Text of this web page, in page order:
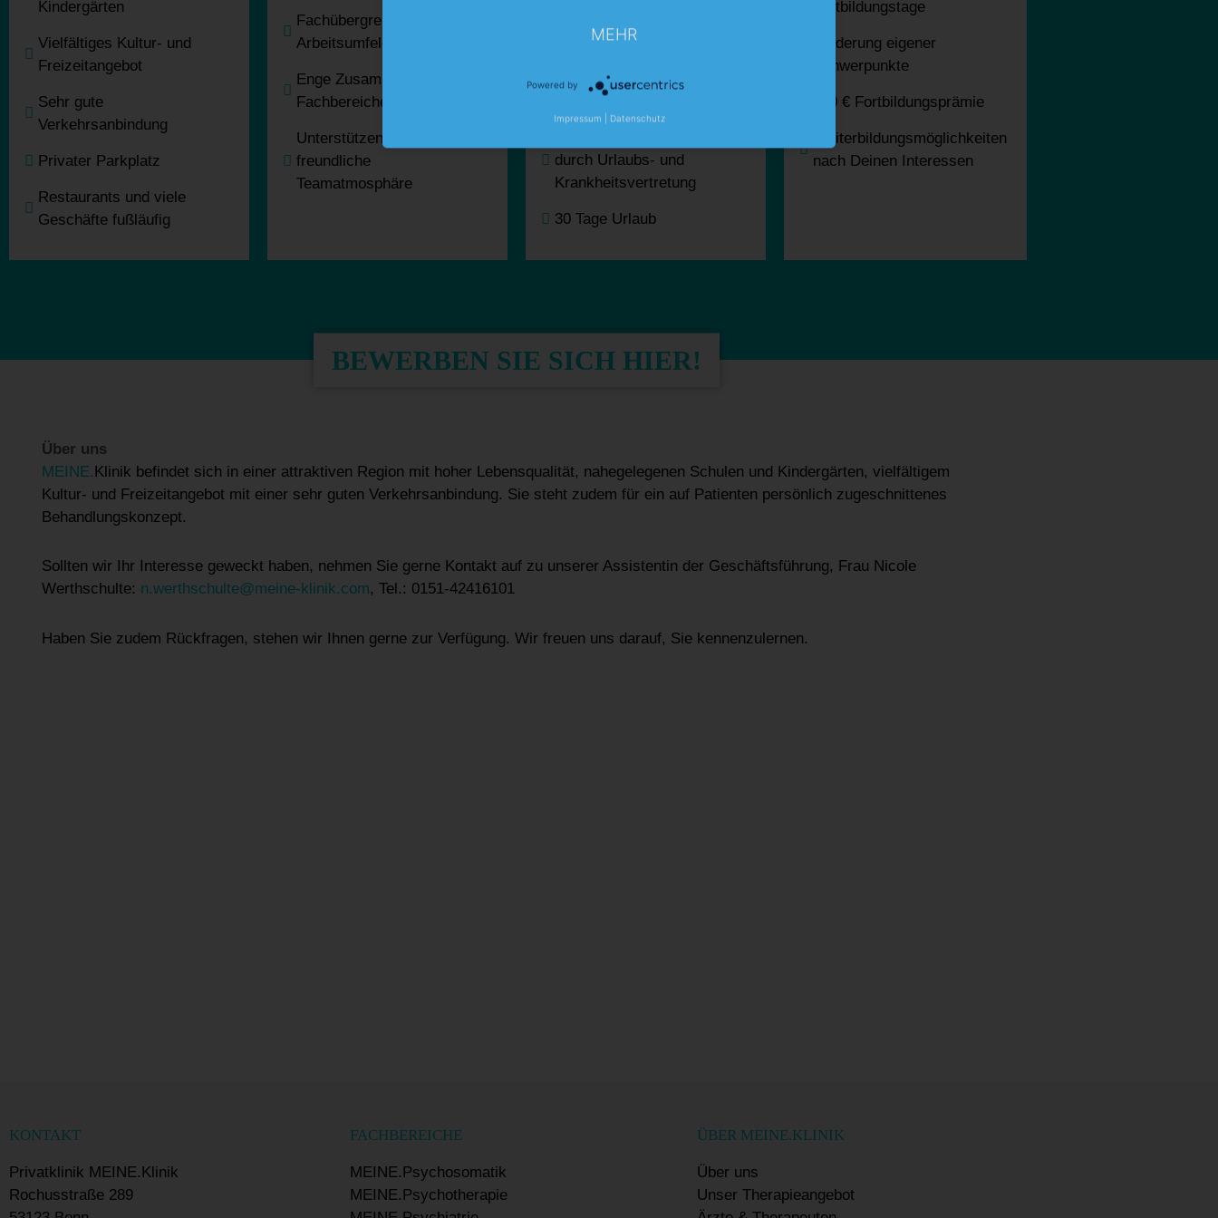
Kindergärten
Vielfältiges Kultur- und
Freizeitangebot
Sehr gute
Verkehrsanbindung
Privater Parkplatz
Restaurants und viele
Geschäfte fußläufig
Fachübergreifendes
Arbeitsumfeld
Enge Zusammenarbeit aller
Fachbereiche
Unterstützende und
freundliche
Teamatmosphäre
möglich
Familienfreundliche und
geregelte Arbeitszeiten
durch Urlaubs- und
Krankheitsvertretung
30 Tage Urlaub
Fortbildungstage
Förderung eigener
Schwerpunkte
150 € Fortbildungsprämie
Weiterbildungsmöglichkeiten
nach Deinen Interessen
BEWERBEN SIE SICH HIER!
Über uns
MEINE.Klinik befindet sich in einer attraktiven Region mit hoher Lebensqualität, nahegelegenen Schulen und Kindergärten, vielfältigem
Kultur- und Freizeitangebot mit einer sehr guten Verkehrsanbindung. Sie steht zudem für ein auf Patienten persönlich zugeschnittenes
Behandlungskonzept.
Sollten wir Ihr Interesse geweckt haben, nehmen Sie gerne Kontakt auf zu unserer Assistentin der Geschäftsführung, Frau Nicole
Werthschulte: n.werthschulte@meine-klinik.com, Tel.: 0151-42416101
Haben Sie zudem Rückfragen, stehen wir Ihnen gerne zur Verfügung. Wir freuen uns darauf, Sie kennenzulernen.
KONTAKT
Privatklinik MEINE.Klinik
Rochusstraße 289
FACHBEREICHE
MEINE.Psychosomatik
MEINE.Psychotherapie
ÜBER MEINE.KLINIK
Über uns
Unser Therapieangebot
MEHR
Powered by
Impressum Datenschutz